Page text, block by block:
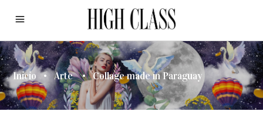
Inicio • Arte • Collage made in Paraguay